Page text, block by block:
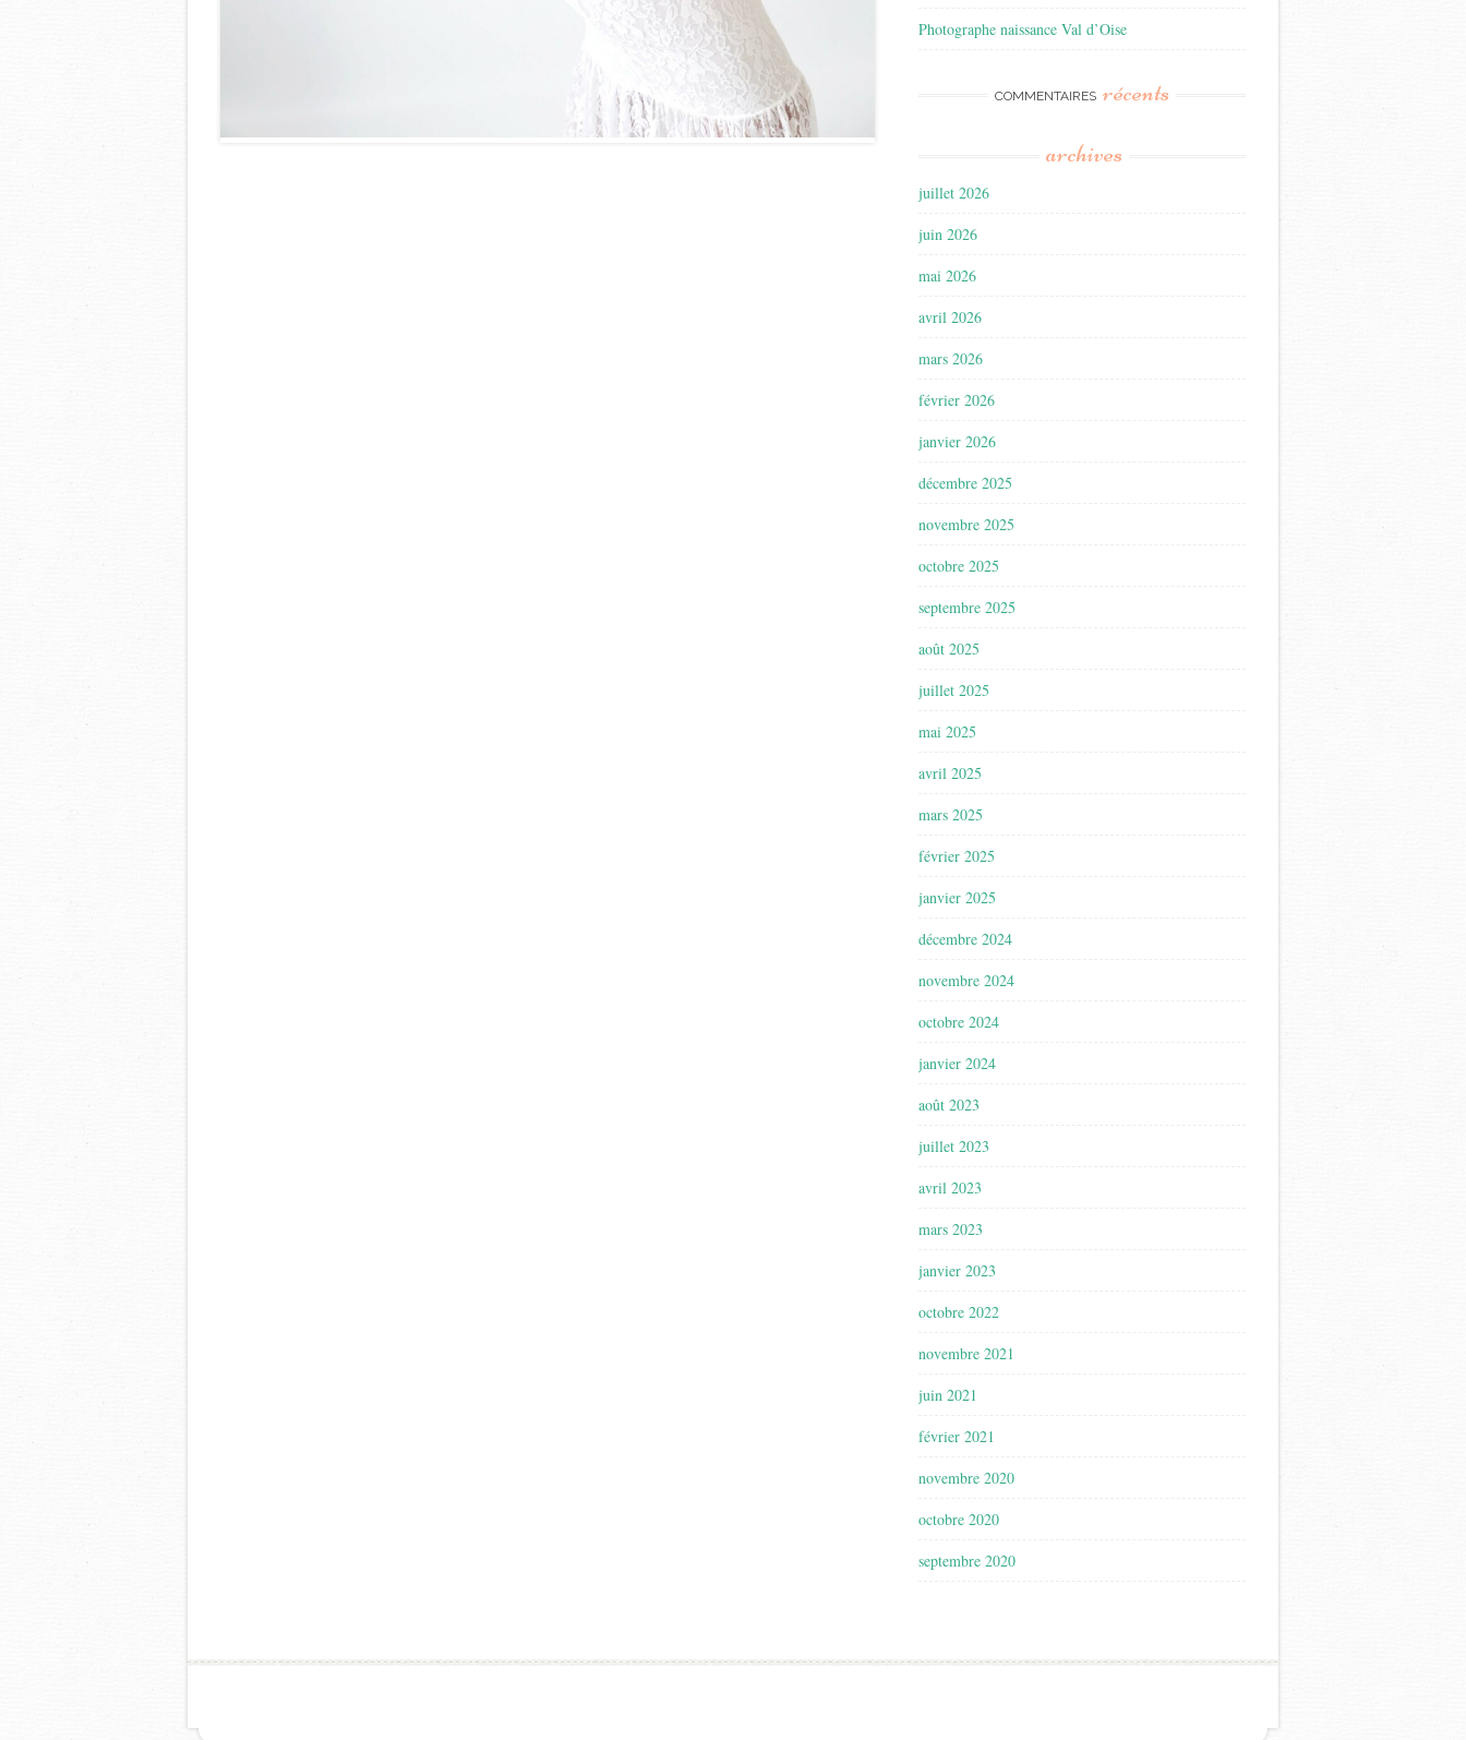
Photographe naissance Val d’Oise
COMMENTAIRES récents
archives
juillet 2026
juin 2026
mai 2026
avril 2026
mars 2026
février 2026
janvier 2026
décembre 2025
novembre 2025
octobre 2025
septembre 2025
août 2025
juillet 2025
mai 2025
avril 2025
mars 2025
février 2025
janvier 2025
décembre 2024
novembre 2024
octobre 2024
janvier 2024
août 2023
juillet 2023
avril 2023
mars 2023
janvier 2023
octobre 2022
novembre 2021
juin 2021
février 2021
novembre 2020
octobre 2020
septembre 2020